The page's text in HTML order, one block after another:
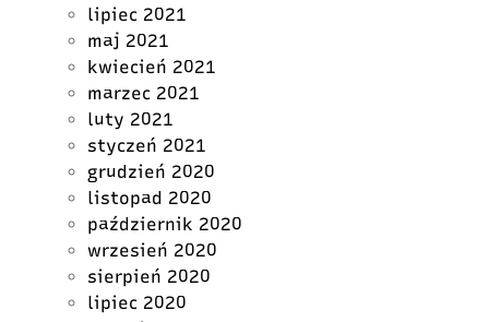
lipiec 2021
maj 2021
kwiecień 2021
marzec 2021
luty 2021
styczeń 2021
grudzień 2020
listopad 2020
październik 2020
wrzesień 2020
sierpień 2020
lipiec 2020